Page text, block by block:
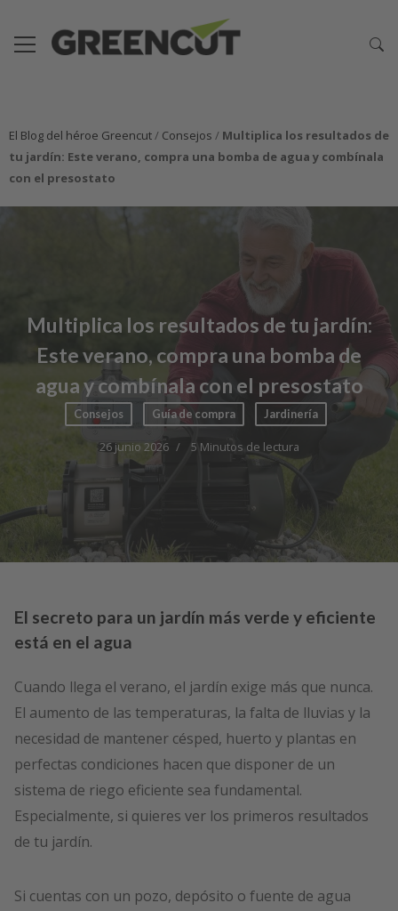
El Blog del héroe Greencut/ Consejos / Multiplica los resultados de
tu jardín: Este verano, compra una bomba de agua y combínala
con el presostato
Multiplica los resultados de tu jardín:
Este verano, compra una bomba de
agua y combínala con el presostato
Consejos Guía de compra Jardinería
26 junio 2026 5 Minutos de lectura
El secreto para un jardín más verde y eficiente
está en el agua
Cuando llega el verano, el jardín exige más que nunca.
El aumento de las temperaturas, la falta de lluvias y la
necesidad de mantener césped, huerto y plantas en
perfectas condiciones hacen que disponer de un
sistema de riego eficiente sea fundamental.
Especialmente, si quieres ver los primeros resultados
de tu jardín.
Si cuentas con un pozo, depósito o fuente de agua